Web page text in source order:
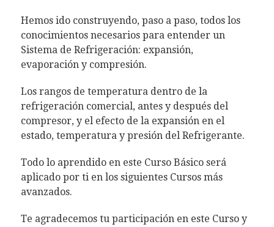
Hemos ido construyendo, paso a paso, todos los
conocimientos necesarios para entender un
Sistema de Refrigeración: expansión,
evaporación y compresión.
Los rangos de temperatura dentro de la
refrigeración comercial, antes y después del
compresor, y el efecto de la expansión en el
estado, temperatura y presión del Refrigerante.
Todo lo aprendido en este Curso Básico será
aplicado por ti en los siguientes Cursos más
avanzados.
Te agradecemos tu participación en este Curso y